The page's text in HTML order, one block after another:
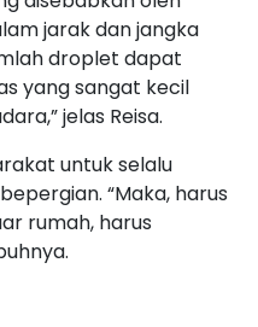
jarak dan jangka
droplet dapat
yang sangat kecil
jelas Reisa.
untuk selalu
“Maka, harus
rumah, harus